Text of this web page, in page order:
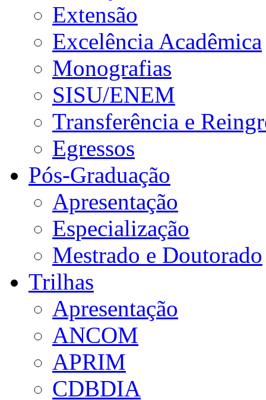
Extensão
Excelência Acadêmica
Monografias
SISU/ENEM
Transferência e
Egressos
Pós-Graduação
Apresentação
Especialização
Mestrado e Doutorado
Trilhas
Apresentação
ANCOM
APRIM
CDBDIA